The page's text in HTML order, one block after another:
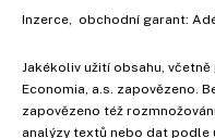
Inzerce , obchodní garant:
Jakékoliv užití obsahu,
Economia, a.s. zapovězeno.
zapovězeno též
analýzy textů nebo dat podle